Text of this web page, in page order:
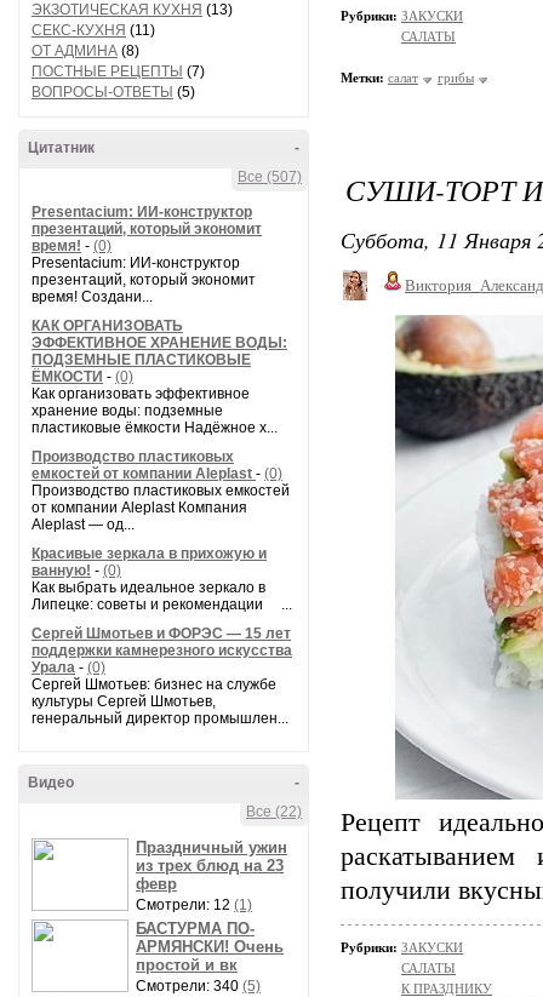
ЭКЗОТИЧЕСКАЯ КУХНЯ (13)
СЕКС-КУХНЯ (11)
ОТ АДМИНА (8)
ПОСТНЫЕ РЕЦЕПТЫ (7)
ВОПРОСЫ-ОТВЕТЫ (5)
-
Цитатник
Все (507)
Presentacium: ИИ‑конструктор
презентаций, который экономит
время! - (0)
Presentacium: ИИ‑конструктор
презентаций, который экономит
время! Создани...
КАК ОРГАНИЗОВАТЬ
ЭФФЕКТИВНОЕ ХРАНЕНИЕ ВОДЫ:
ПОДЗЕМНЫЕ ПЛАСТИКОВЫЕ
ЁМКОСТИ - (0)
Как организовать эффективное
хранение воды: подземные
пластиковые ёмкости Надёжное х...
Производство пластиковых
емкостей от компании Aleplast - (0)
Производство пластиковых емкостей
от компании Aleplast Компания
Aleplast — од...
Красивые зеркала в прихожую и
ванную! - (0)
Как выбрать идеальное зеркало в
Липецке: советы и рекомендации ...
Сергей Шмотьев и ФОРЭС — 15 лет
поддержки камнерезного искусства
Урала - (0)
Сергей Шмотьев: бизнес на службе
культуры Сергей Шмотьев,
генеральный директор промышлен...
-
Видео
Все (22)
Праздничный ужин
из трех блюд на 23
февр
Смотрели: 12 (1)
БАСТУРМА ПО-
АРМЯНСКИ! Очень
простой и вк
Смотрели: 340 (5)
Рубрики: ЗАКУСКИ
САЛАТЫ
Метки: салат грибы
СУШИ-ТОРТ
Суббота, 11 Января
Рецепт
получили
Рубрики: ЗАКУСКИ
САЛАТЫ
К ПРАЗДНИКУ